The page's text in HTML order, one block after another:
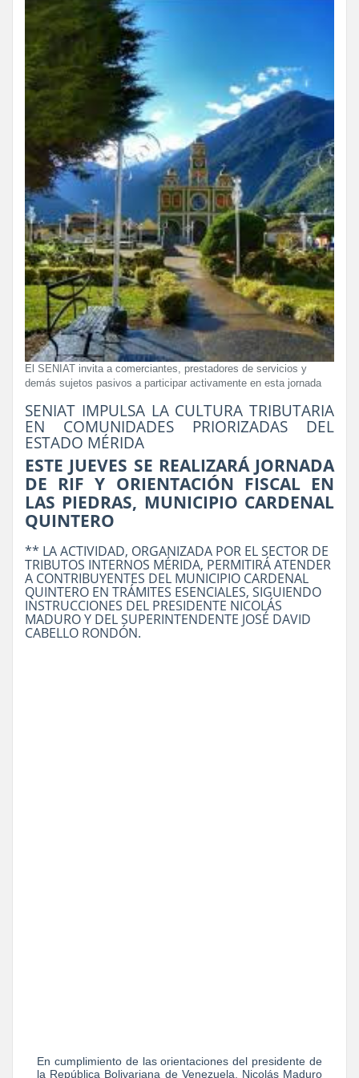
El SENIAT invita a comerciantes, prestadores de servicios y
demás sujetos pasivos a participar activamente en esta jornada
SENIAT IMPULSA LA CULTURA TRIBUTARIA
EN COMUNIDADES PRIORIZADAS DEL
ESTADO MÉRIDA
ESTE JUEVES SE REALIZARÁ JORNADA
DE RIF Y ORIENTACIÓN FISCAL EN
LAS PIEDRAS, MUNICIPIO CARDENAL
QUINTERO
** LA ACTIVIDAD, ORGANIZADA POR EL SECTOR DE
TRIBUTOS INTERNOS MÉRIDA, PERMITIRÁ ATENDER
A CONTRIBUYENTES DEL MUNICIPIO CARDENAL
QUINTERO EN TRÁMITES ESENCIALES, SIGUIENDO
INSTRUCCIONES DEL PRESIDENTE NICOLÁS
MADURO Y DEL SUPERINTENDENTE JOSÉ DAVID
CABELLO RONDÓN.
En cumplimiento de las orientaciones del presidente de
la República Bolivariana de Venezuela, Nicolás Maduro